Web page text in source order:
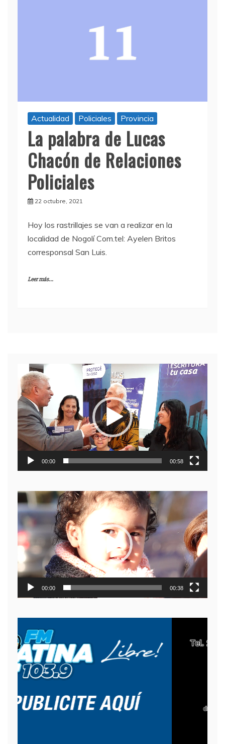
Actualidad Policiales Provincia
La palabra de Lucas
Chacón de Relaciones
Policiales
22 octubre, 2021
Hoy los rastrillajes se van a realizar en la
localidad de Nogolí Com.tel: Ayelen Britos
corresponsal San Luis.
Leer más...
Reproductor
de
video
00:00 00:58
Reproductor
de
video
00:00 00:38